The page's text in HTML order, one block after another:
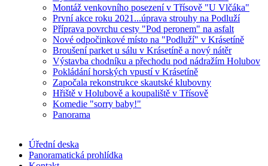
Montáž venkovního posezení v Třísově "U Vlčáka"
První akce roku 2021...úprava strouhy na Podluží
Příprava povrchu cesty "Pod peronem" na asfalt
Nové odpočinkové místo na "Podluží" v Krásetíně
Broušení parket u sálu v Krásetíně a nový nátěr
Výstavba chodníku a přechodu pod nádražím Holubov
Pokládání horských vpustí v Krásetíně
Započala rekonstrukce skautské klubovny
Hřiště v Holubově a koupaliště v Třísově
Komedie "sorry baby!"
Panorama
Úřední deska
Panoramatická prohlídka